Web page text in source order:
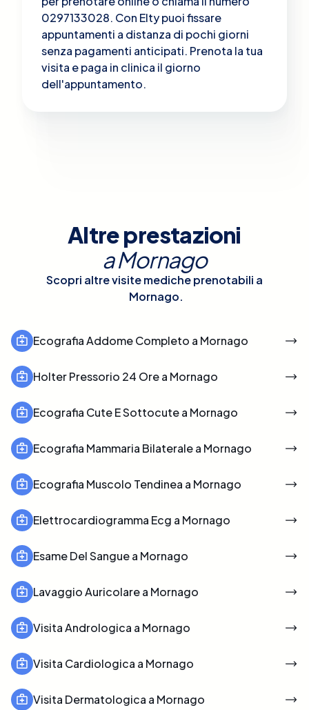
0297133028. Con Elty puoi fissare
appuntamenti a distanza di pochi giorni
senza pagamenti anticipati. Prenota la tua
visita e paga in clinica il giorno
dell'appuntamento.
Altre prestazioni
aMornago
Scopri altre visite mediche prenotabili a
Mornago.
Ecografia Addome Completo a Mornago
Holter Pressorio 24 Ore a Mornago
Ecografia Cute E Sottocute a Mornago
Ecografia Mammaria Bilaterale a Mornago
Ecografia Muscolo Tendinea a Mornago
Elettrocardiogramma Ecg a Mornago
Esame Del Sangue a Mornago
Lavaggio Auricolare a Mornago
Visita Andrologica a Mornago
Visita Cardiologica a Mornago
Visita Dermatologica a Mornago